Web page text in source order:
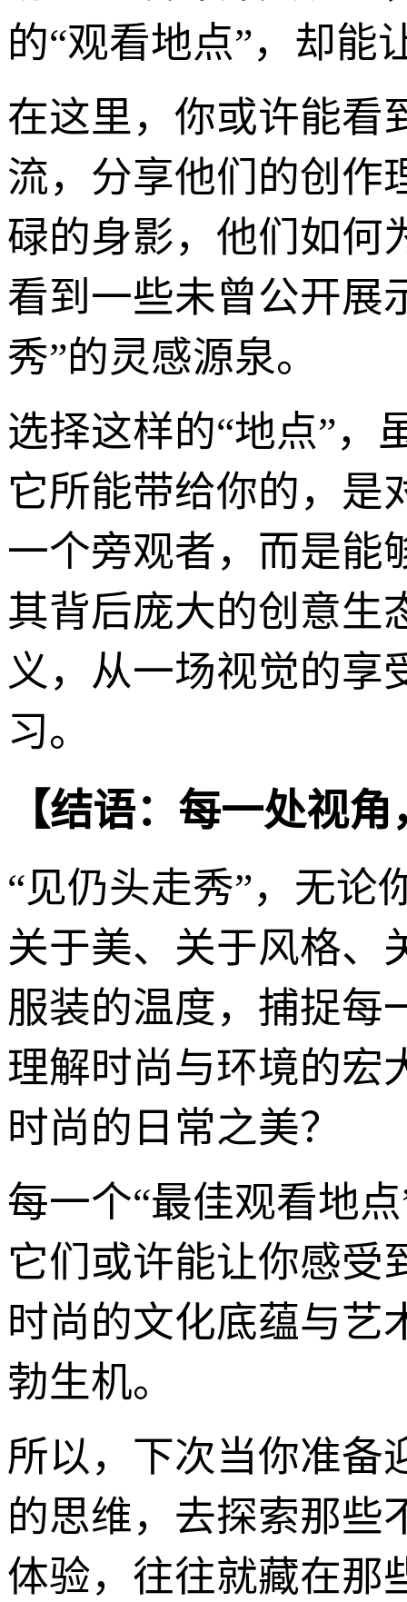
的“观看地点”，却能
在这里，你或许能看
流，分享他们的创作
碌的身影，他们如何
看到一些未曾公开展
秀”的灵感源泉。
选择这样的“地点”，
它所能带给你的，是
一个旁观者，而是能
其背后庞大的创意生
义，从一场视觉的享
习。
【结语：每一处视
“见仍头走秀”，无论
关于美、关于风格、
服装的温度，捕捉每
理解时尚与环境的宏
时尚的日常之美？
每一个“最佳观看地
它们或许能让你感受
时尚的文化底蕴与艺
勃生机。
所以，下次当你准备
的思维，去探索那些
体验，往往就藏在那